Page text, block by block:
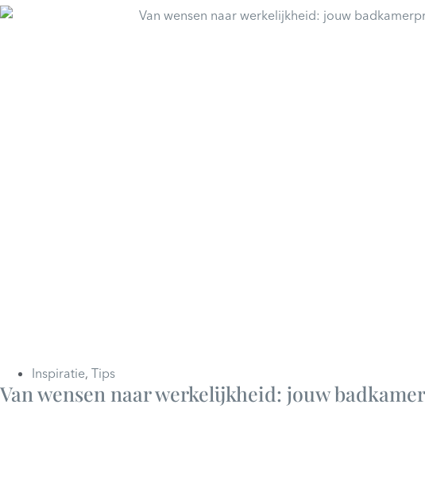
Inspiratie, Tips
Van wensen naar werkelijkheid: jouw